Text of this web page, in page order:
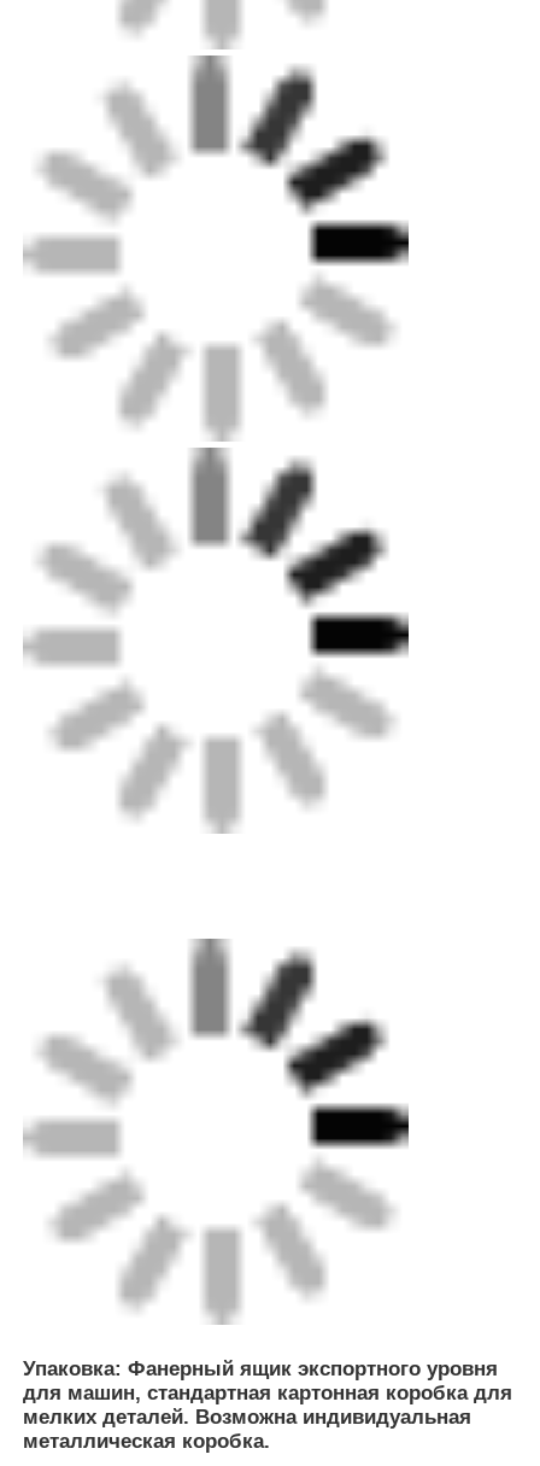
металлическая коробка.
Доставка: Доступна стандартная морская,
наземная и воздушная доставка. Наши
специалисты помогут вам быстро определиться
с выбором доставки.